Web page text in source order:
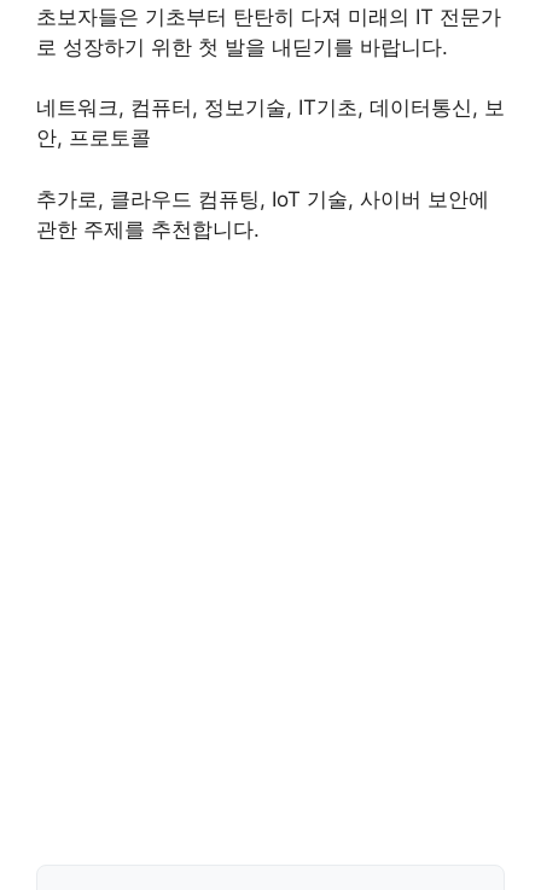
초보자들은 기초부터 탄탄히 다져 미래의 IT 전문가
로 성장하기 위한 첫 발을 내딛기를 바랍니다.
네트워크, 컴퓨터, 정보기술, IT기초, 데이터통신, 보
안, 프로토콜
추가로, 클라우드 컴퓨팅, IoT 기술, 사이버 보안에
관한 주제를 추천합니다.